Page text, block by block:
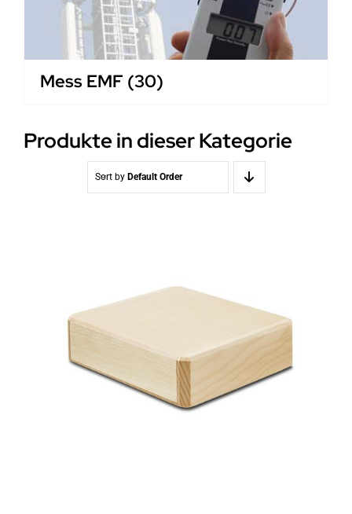
Mess EMF (30)
Produkte in dieser Kategorie
Sort by Default Order